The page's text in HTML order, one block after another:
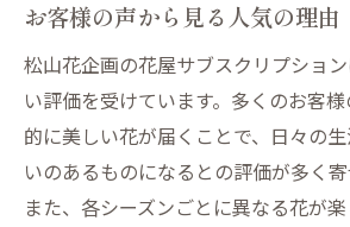
お客様の声から見る人気の理由
松山花企画の花屋サブスクリプショ
い評価を受けています。多くのお客
的に美しい花が届くことで、日々の
いのあるものになるとの評価が多く寄
また、各シーズンごとに異なる花が